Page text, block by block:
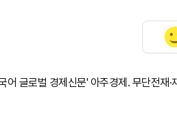
어 글로벌 경제신문' 아주경제. 무단전재·